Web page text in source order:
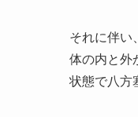
それに伴い
体の内と外
状態で八方